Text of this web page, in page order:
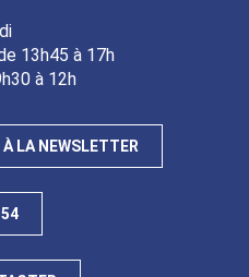
13h45 à 17h
à 12h
À LA NEWSLETTER